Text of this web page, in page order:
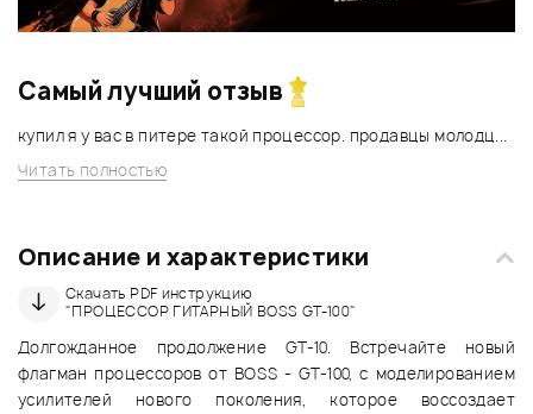
Самый лучший отзыв
купил я у вас в питере такой процессор. продавцы молодц...
Читать полностью
Описание и характеристики
Скачать PDF инструкцию
"ПРОЦЕССОР ГИТАРНЫЙ BOSS GT-100"
Долгожданное продолжение GT-10. Встречайте новый
флагман процессоров от BOSS - GT-100, с моделированием
усилителей нового поколения, которое воссоздает